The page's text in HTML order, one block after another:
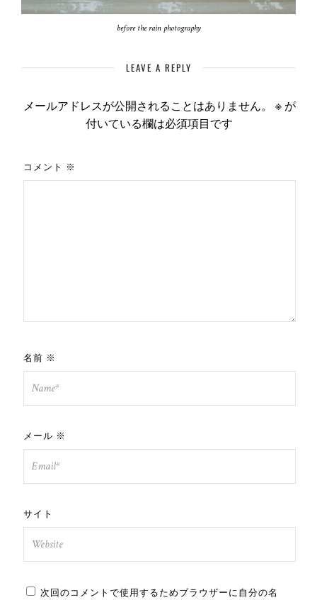
before the rain photography
LEAVE A REPLY
メールアドレスが公開されることはありません。 ※が
付いている欄は必須項目です
コメント ※
名前 ※
メール ※
サイト
次回のコメントで使用するためブラウザーに自分の名